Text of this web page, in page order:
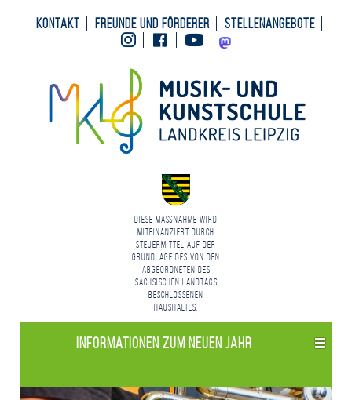
Kontakt Freunde und Förderer
Stellenangebote
InstagramFacebookYoutubeMastodon
Diese Maßnahme wird
mitfinanziert durch
Steuermittel auf der
Grundlage des von den
Abgeordneten des
Sächsischen Landtags
beschlossenen
Haushaltes.
Informationen zum neuen Jahr